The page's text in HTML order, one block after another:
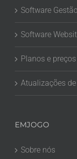
Software
Software
Planos e preços
Atualizações
EMJOGO
Sobre nós